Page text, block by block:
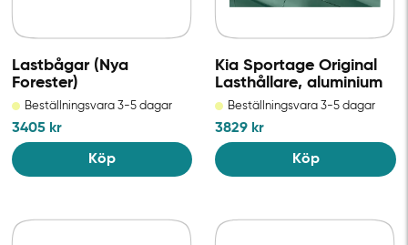
Lastbågar (Nya
Forester)
Beställningsvara 3-5 dagar
3405 kr
Köp
Kia Sportage Original
Lasthållare, aluminium
Beställningsvara 3-5 dagar
3829 kr
Köp